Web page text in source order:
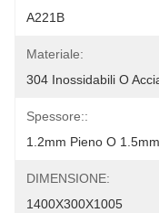
A221B
Materiale:
304 Inossidabili O
Spessore::
1.2mm Pieno O
DIMENSIONE:
1400X300X1005